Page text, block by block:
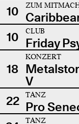
10
ZUM
10
CLUB
Friday
18
KONZERT
V
22
TANZ
Pro
TANZ